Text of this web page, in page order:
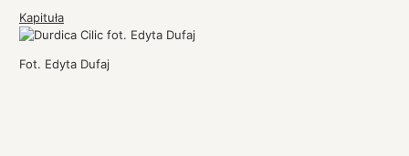
Kapituła
Fot. Edyta Dufaj